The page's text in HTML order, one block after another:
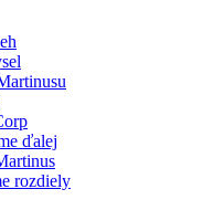
ďalej
rozdiely